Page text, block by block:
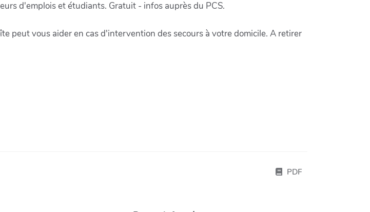
d'emplois et étudiants. Gratuit - infos auprès du PCS.
peut vous aider en cas d'intervention des secours à votre domicile. A retirer
PDF